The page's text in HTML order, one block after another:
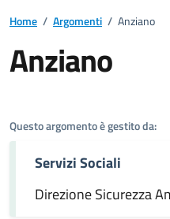
Home / Argomenti / Anziano
Anziano
Questo argomento è gestito da:
Servizi Sociali
Direzione Sicurezza